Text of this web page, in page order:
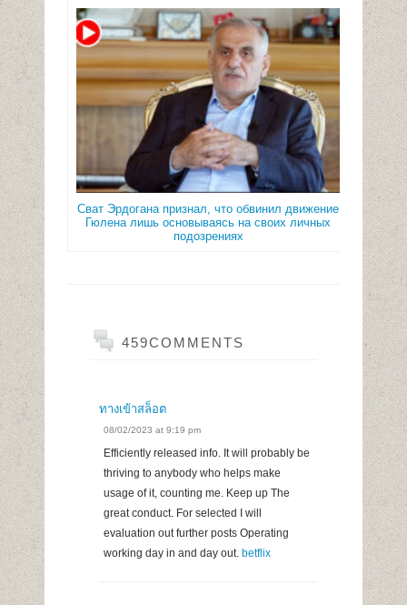
Сват Эрдогана признал, что обвинил движение
Гюлена лишь основываясь на своих личных
подозрениях
459COMMENTS
ทางเข้าสล็อต
08/02/2023 at 9:19 pm
Efficiently released info. It will probably be
thriving to anybody who helps make
usage of it, counting me. Keep up The
great conduct. For selected I will
evaluation out further posts Operating
working day in and day out. betflix